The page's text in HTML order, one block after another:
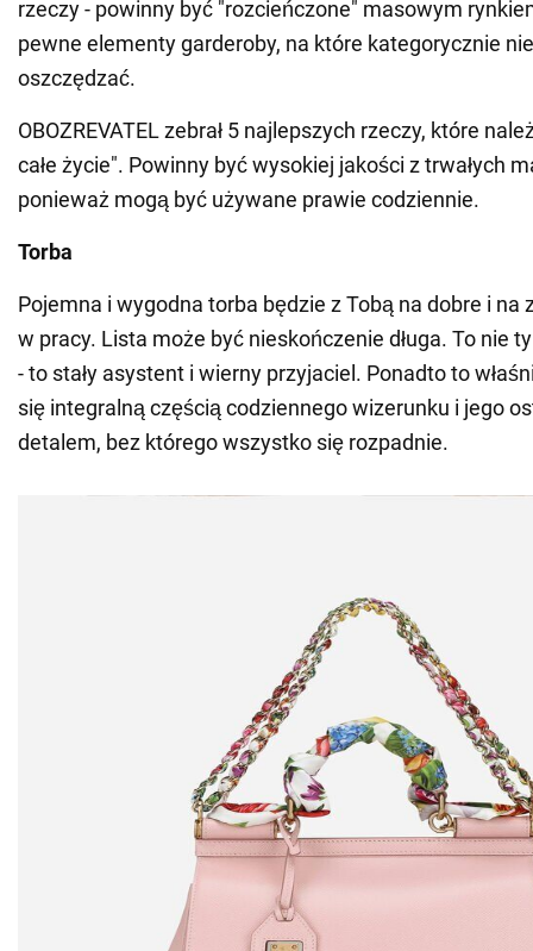
rzeczy - powinny być "rozcieńczone" masowym
pewne elementy garderoby, na które kategorycznie
oszczędzać.
OBOZREVATEL zebrał 5 najlepszych rzeczy, które
całe życie". Powinny być wysokiej jakości z trwałych
ponieważ mogą być używane prawie codziennie.
Torba
Pojemna i wygodna torba będzie z Tobą na dobre i na
w pracy. Lista może być nieskończenie długa. To nie
- to stały asystent i wierny przyjaciel. Ponadto to
się integralną częścią codziennego wizerunku i jego
detalem, bez którego wszystko się rozpadnie.